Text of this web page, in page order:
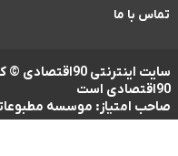
تماس با ما
سایت اینترنتی
90اقتصادی است
صاحب امتیاز: موسسه